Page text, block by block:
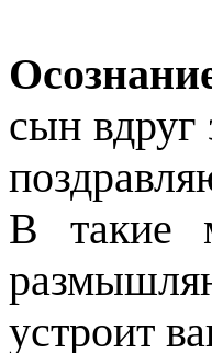
сын
В такие
устроит